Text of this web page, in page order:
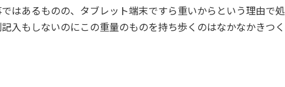
はあるものの、タブレット端末ですら重いからという理由で処
入もしないのにこの重量のものを持ち歩くのはなかなかきつく